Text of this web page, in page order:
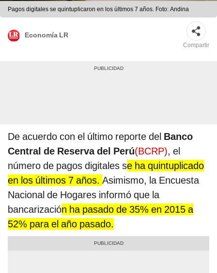
Pagos digitales se quintuplicaron en los últimos 7 años. Foto: Andina
Economía LR
Compartir
De acuerdo con el último reporte del Banco
Central de Reserva del Perú(BCRP), el
número de pagos digitales se ha quintuplicado
en los últimos 7 años. Asimismo, la Encuesta
Nacional de Hogares informó que la
bancarización ha pasado de 35% en 2015 a
52% para el año pasado.